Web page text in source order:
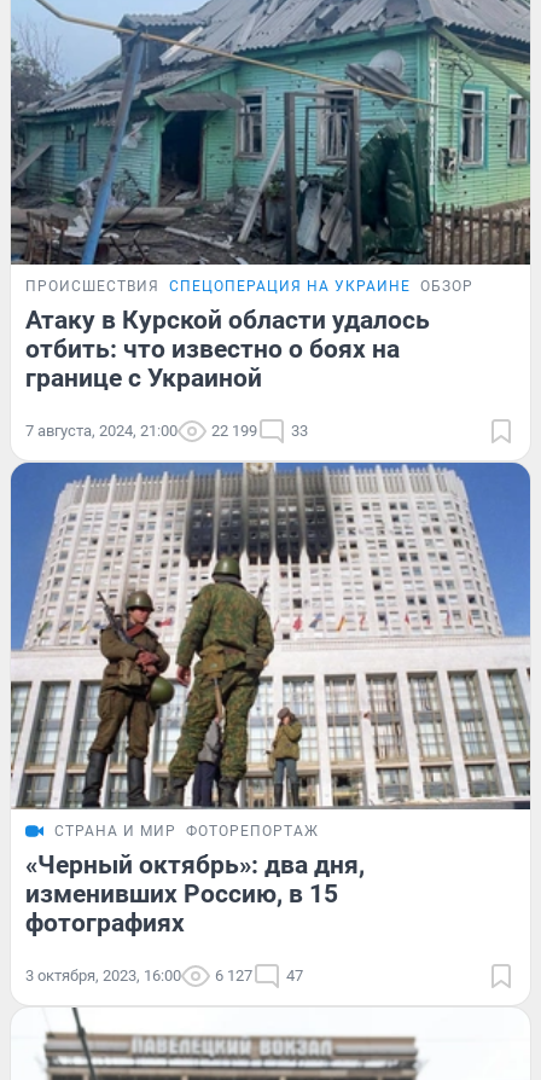
ПРОИСШЕСТВИЯ СПЕЦОПЕРАЦИЯ НА УКРАИНЕ ОБЗОР
Атаку в Курской области удалось
отбить: что известно о боях на
границе с Украиной
7 августа, 2024, 21:00 22 199 33
СТРАНА И МИР ФОТОРЕПОРТАЖ
«Черный октябрь»: два дня,
изменивших Россию, в 15
фотографиях
3 октября, 2023, 16:00 6 127 47